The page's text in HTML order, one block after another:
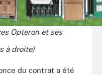
Opteron et ses
à droite)
du contrat a été